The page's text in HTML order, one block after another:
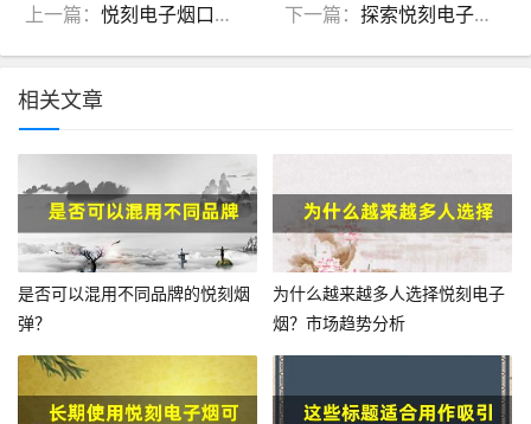
上一篇： 悦刻电子烟口号：品牌定位与市场策略 下一篇：探索悦刻电子烟赠品的多种选择，让你的体验更丰富
相关文章
是否可以混用不同品牌的悦刻烟
弹？
为什么越来越多人选择悦刻电子
烟？市场趋势分析